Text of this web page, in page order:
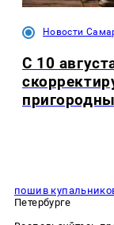
Новости
С 10
пошив
Петербурге